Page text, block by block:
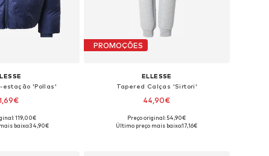
estação 'Pollas'
S, M, L, XL
119,00€
baixo:34,90€
PROMOÇÕES
ELLESSE
Tapered Calças 'Sirtori'
44,90€
Tamanhos disponíveis: 31-32, 33, 34, 35-36
Preço original: 54,90€
Último preço mais baixo:17,16€